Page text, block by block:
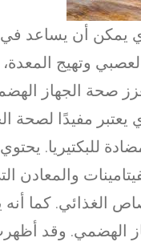
يمكن أن يساعد
وتهيج
صحة الجهاز
يعتبر مفيدًا
للبكتيريا.
الغذائي. كما أنه
الهضمي. وقد